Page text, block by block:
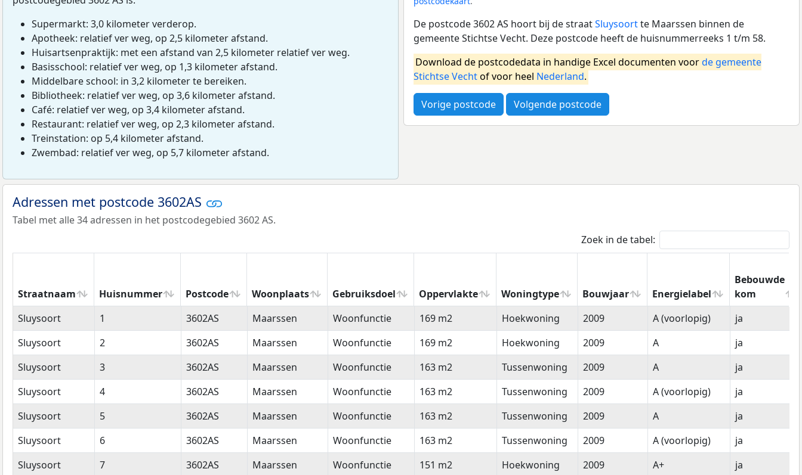
Supermarkt: 3,0 kilometer verderop.
Apotheek: relatief ver weg, op 2,5 kilometer afstand.
Huisartsenpraktijk: met een afstand van 2,5 kilometer relatief ver weg.
Basisschool: relatief ver weg, op 1,3 kilometer afstand.
Middelbare school: in 3,2 kilometer te bereiken.
Bibliotheek: relatief ver weg, op 3,6 kilometer afstand.
Café: relatief ver weg, op 3,4 kilometer afstand.
Restaurant: relatief ver weg, op 2,3 kilometer afstand.
Treinstation: op 5,4 kilometer afstand.
Zwembad: relatief ver weg, op 5,7 kilometer afstand.
De postcode 3602 AS hoort bij de straatSluysoortte Maarssen binnen de
gemeente Stichtse Vecht. Deze postcode heeft de huisnummerreeks 1 t/m 58.
Download de postcodedata in handige Excel documenten voorde gemeente
Stichtse Vechtof voor heel Nederland.
Vorige postcode Volgende postcode
Adressen met postcode 3602AS
Tabel met alle 34 adressen in het postcodegebied 3602 AS.
Zoek in de tabel:
Straatnaam Huisnummer Postcode Woonplaats Gebruiksdoel Oppervlakte Woningtype Bouwjaar Energielabel
Bebouwde
kom
Straatnaam
Huisnummer Postcode Woonplaats Gebruiksdoel Oppervlakte Woningtype Bouwjaar Energielabel
Bebouwde
kom
Sluysoort 1 3602AS Maarssen Woonfunctie 169 m2 Hoekwoning 2009 A (voorlopig)
ja
Sluysoort
2 3602AS Maarssen Woonfunctie 169 m2 Hoekwoning 2009 A
ja
Sluysoort
3 3602AS Maarssen Woonfunctie 163 m2 Tussenwoning 2009 A
ja
Sluysoort
4 3602AS Maarssen Woonfunctie 163 m2 Tussenwoning 2009 A (voorlopig)
ja
Sluysoort
5 3602AS Maarssen Woonfunctie 163 m2 Tussenwoning 2009 A
ja
Sluysoort
6 3602AS Maarssen Woonfunctie 163 m2 Tussenwoning 2009 A (voorlopig)
ja
Sluysoort
7 3602AS Maarssen Woonfunctie 151 m2 Hoekwoning 2009 A+
ja